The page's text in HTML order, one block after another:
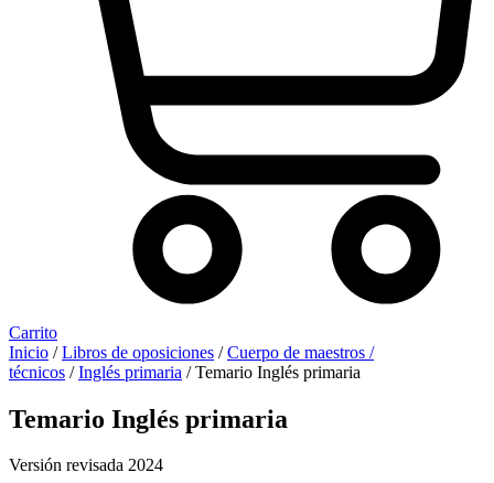
Carrito
Inicio /Libros de oposiciones /Cuerpo de maestros /
técnicos /Inglés primaria / Temario Inglés primaria
Temario Inglés primaria
Versión revisada 2024